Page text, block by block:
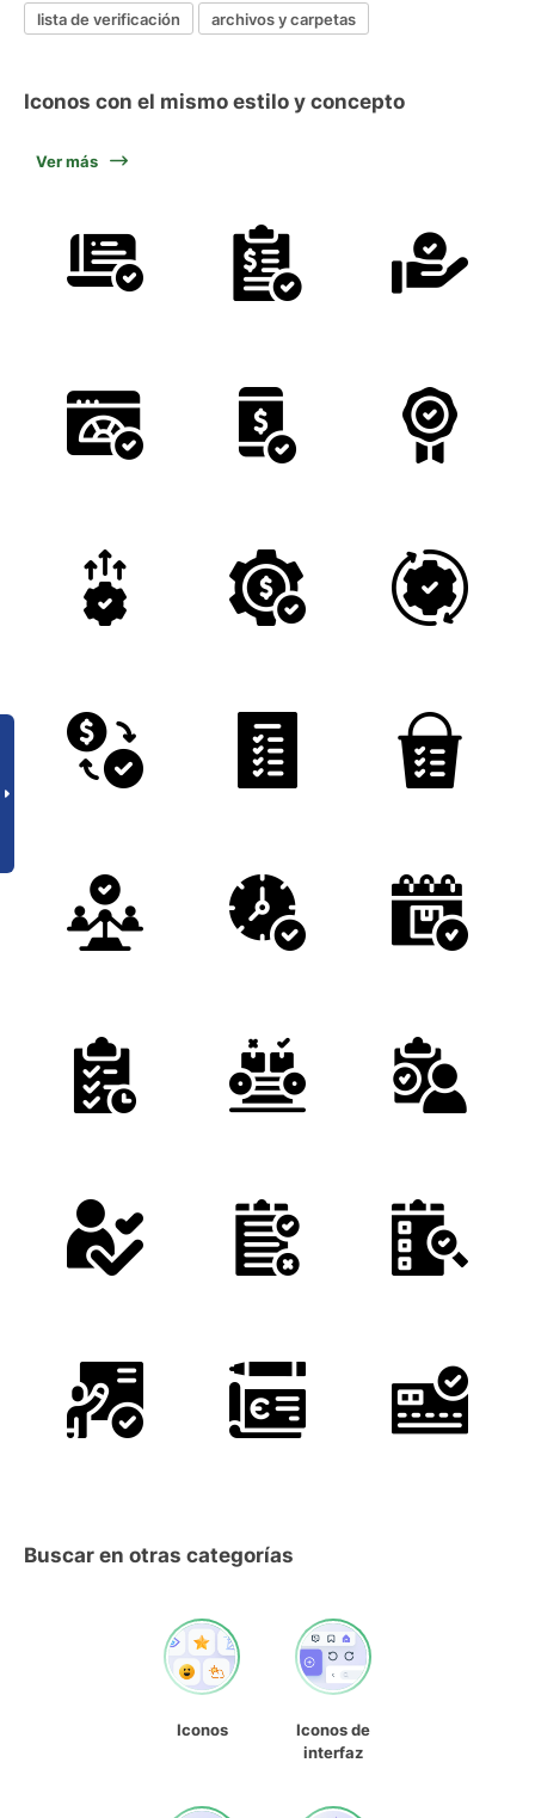
lista de verificación
archivos y carpetas
Iconos con el mismo estilo y concepto
Ver más
Buscar en otras categorías
Iconos
Iconos de
interfaz